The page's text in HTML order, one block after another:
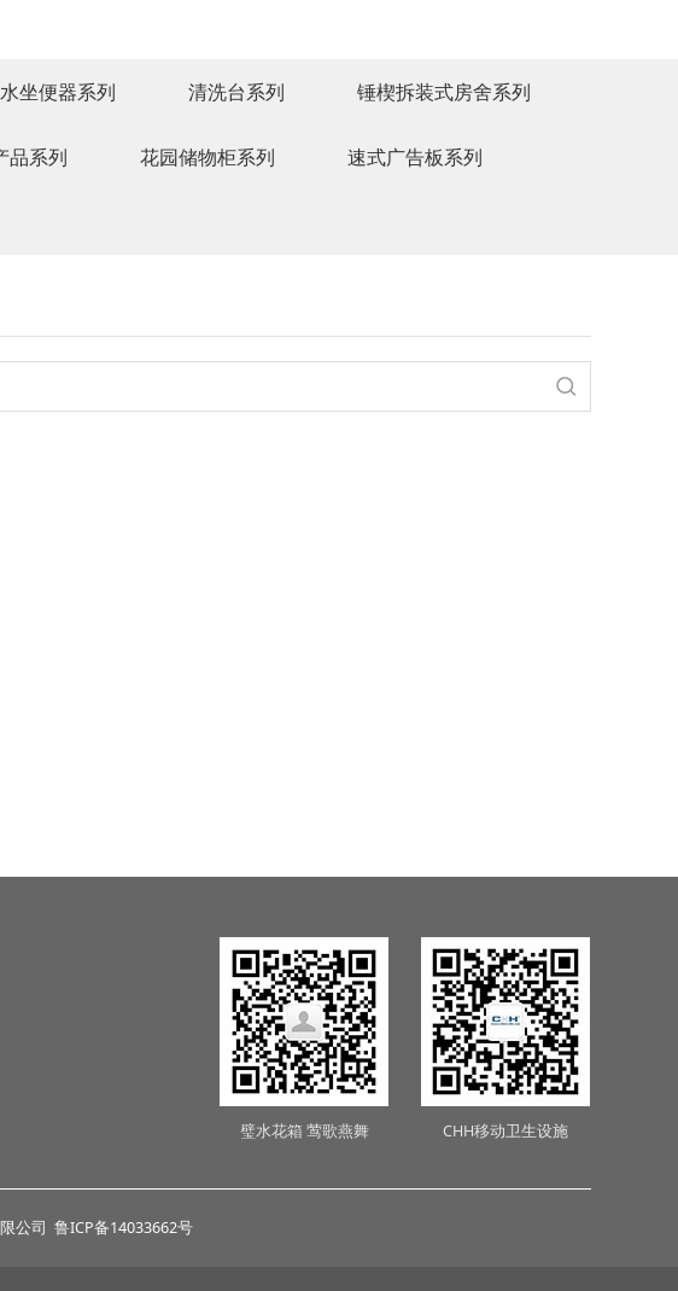
坐便器系列 清洗台系列 锤楔拆装式房舍系列
品系列 花园储物柜系列 速式广告板系列
璧水花箱 莺歌燕舞 CHH移动卫生设施
公司 鲁ICP备14033662号